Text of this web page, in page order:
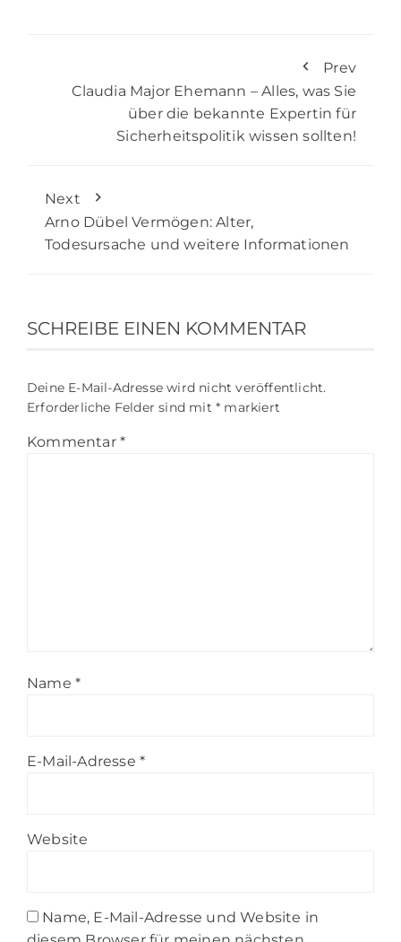
Prev
Claudia Major Ehemann – Alles, was Sie
über die bekannte Expertin für
Sicherheitspolitik wissen sollten!
Next
Arno Dübel Vermögen: Alter,
Todesursache und weitere Informationen
SCHREIBE EINEN KOMMENTAR
Deine E-Mail-Adresse wird nicht veröffentlicht.
Erforderliche Felder sind mit * markiert
Kommentar *
Name *
E-Mail-Adresse *
Website
Name, E-Mail-Adresse und Website in